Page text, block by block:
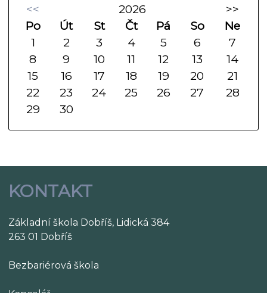
<<
2026
>>
Po
Út St Čt Pá So
Ne
1
2 3 4 5 6
7
8
9 10 11 12 13
14
15
16 17 18 19 20
21
22
23 24 25 26 27
28
29
30
KONTAKT
Základní škola Dobříš, Lidická 384
263 01 Dobříš
Bezbariérová škola